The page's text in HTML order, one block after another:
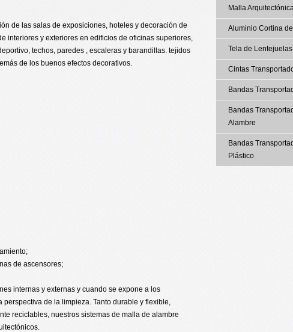
de las salas de exposiciones, hoteles y decoración de
interiores y exteriores en edificios de oficinas superiores,
techos, paredes , escaleras y barandillas. tejidos
de los buenos efectos decorativos.
de ascensores;
internas y externas y cuando se expone a los
de la limpieza. Tanto durable y flexible,
reciclables, nuestros sistemas de malla de alambre
Malla Arquitectónica
Aluminio Cortina
Tela de Lentejuelas
Cintas
Bandas
Bandas
Alambre
Bandas
Plástico